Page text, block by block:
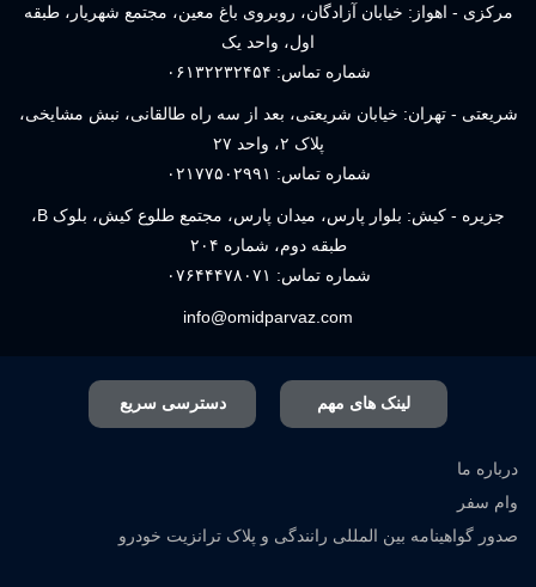
مرکزی - اهواز: خیابان آزادگان، روبروی باغ معین، مجتمع شهریار، طبقه
اول، واحد یک
شماره تماس: ۰۶۱۳۲۲۳۲۴۵۴
شریعتی - تهران: خیابان شریعتی، بعد از سه راه طالقانی، نبش مشایخی،
پلاک ۲، واحد ۲۷
شماره تماس: ۰۲۱۷۷۵۰۲۹۹۱
جزیره - کیش: بلوار پارس، میدان پارس، مجتمع طلوع کیش، بلوک B،
طبقه دوم، شماره ۲۰۴
شماره تماس: ۰۷۶۴۴۴۷۸۰۷۱
info@omidparvaz.com
لینک های مهم دسترسی سریع
درباره ما
وام سفر
صدور گواهینامه بین المللی رانندگی و پلاک ترانزیت خودرو